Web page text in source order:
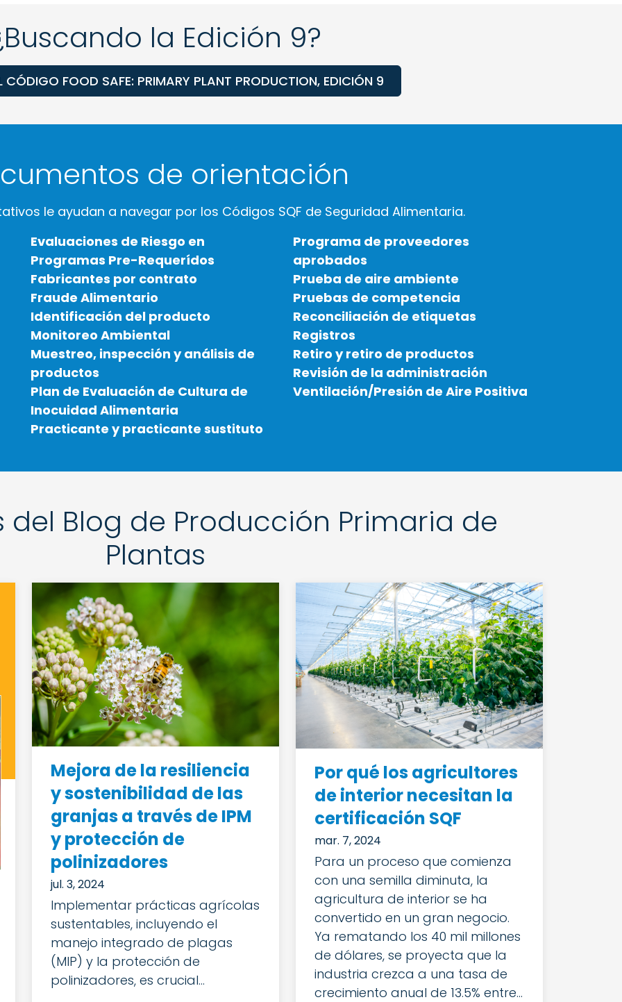
la Edición 9?
CÓDIGO FOOD SAFE: PRIMARY PLANT PRODUCTION, EDICIÓN 9
de orientación
le ayudan a navegar por los Códigos SQF de Seguridad Alimentaria.
Evaluaciones de Riesgo en
Programas Pre-Requerídos
Fabricantes por contrato
Fraude Alimentario
Identificación del producto
Monitoreo Ambiental
Muestreo, inspección y análisis de
productos
Plan de Evaluación de Cultura de
Inocuidad Alimentaria
Practicante y practicante sustituto
Programa de proveedores
aprobados
Prueba de aire ambiente
Pruebas de competencia
Reconciliación de etiquetas
Registros
Retiro y retiro de productos
Revisión de la administración
Ventilación/Presión de Aire Positiva
del Blog de Producción Primaria de
Plantas
Mejora de la resiliencia
y sostenibilidad de las
granjas a través de IPM
y protección de
polinizadores
jul. 3, 2024
Implementar prácticas agrícolas
sustentables, incluyendo el
manejo integrado de plagas
(MIP) y la protección de
polinizadores, es crucial...
Por qué los agricultores
de interior necesitan la
certificación SQF
mar. 7, 2024
Para un proceso que comienza
con una semilla diminuta, la
agricultura de interior se ha
convertido en un gran negocio.
Ya rematando los 40 mil millones
de dólares, se proyecta que la
industria crezca a una tasa de
crecimiento anual de 13.5% entre...